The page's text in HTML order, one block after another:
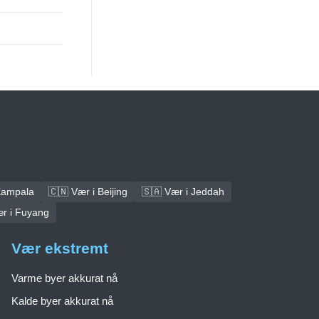
🇨🇳 Vær i Beijing
🇸🇦 Vær i Jeddah
i Fuyang
Vær ekstremt
Varme byer akkurat nå
Kalde byer akkurat nå